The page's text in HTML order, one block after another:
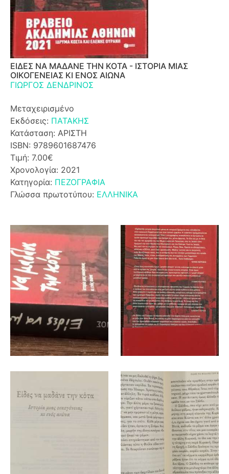
ΕΙΔΕΣ ΝΑ ΜΑΔΑΝΕ ΤΗΝ ΚΟΤΑ - ΙΣΤΟΡΙΑ ΜΙΑΣ
ΟΙΚΟΓΕΝΕΙΑΣ ΚΙ ΕΝΟΣ ΑΙΩΝΑ
ΓΙΩΡΓΟΣ ΔΕΝΔΡΙΝΟΣ
Μεταχειρισμένο
Εκδόσεις: ΠΑΤΑΚΗΣ
Κατάσταση: ΑΡΙΣΤΗ
ISBN: 9789601687476
Τιμή: 7.00€
Χρονολογία: 2021
Κατηγορία: ΠΕΖΟΓΡΑΦΙΑ
Γλώσσα πρωτοτύπου: ΕΛΛΗΝΙΚΑ